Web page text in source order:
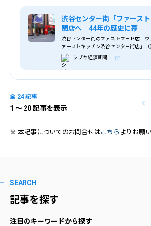
渋谷センター街「ファース
閉店へ 44年の歴史に幕
渋谷センター街のファストフード店「ウ
ァーストキッチン渋谷センター街店」（
TEL 03-3476-5881）が1月22日に閉店す
シブヤ経済新聞
全 24 記事
1 〜 20 記事を表示
※ 本記事についてのお問合せは こちら よりお願
SEARCH
記事を探す
注目のキーワードから探す